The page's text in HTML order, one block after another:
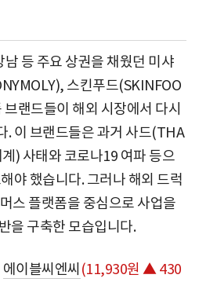
등 주요 상권을 채웠던 미샤
스킨푸드(SKINFOO
랜드들이 해외 시장에서 다시
. 이 브랜드들은 과거 사드(THA
) 사태와 코로나19 여파 등으
야 했습니다. 그러나 해외 드럭
스 플랫폼을 중심으로 사업을
을 구축한 모습입니다.
에이블씨엔씨 (11,930원 ▲ 430